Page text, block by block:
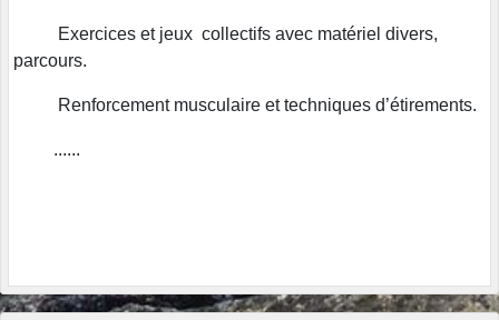
Exercices et jeux collectifs avec matériel divers,
parcours.
Renforcement musculaire et techniques d’étirements.
......